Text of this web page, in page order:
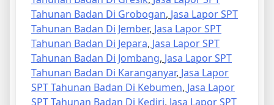
Tahunan Badan Di Grobogan, Jasa Lapor SPT
Tahunan Badan Di Jember, Jasa Lapor SPT
Tahunan Badan Di Jepara, Jasa Lapor SPT
Tahunan Badan Di Jombang, Jasa Lapor SPT
Tahunan Badan Di Karanganyar, Jasa Lapor
SPT Tahunan Badan Di Kebumen, Jasa Lapor
SPT Tahunan Badan Di Kediri, Jasa Lapor SPT